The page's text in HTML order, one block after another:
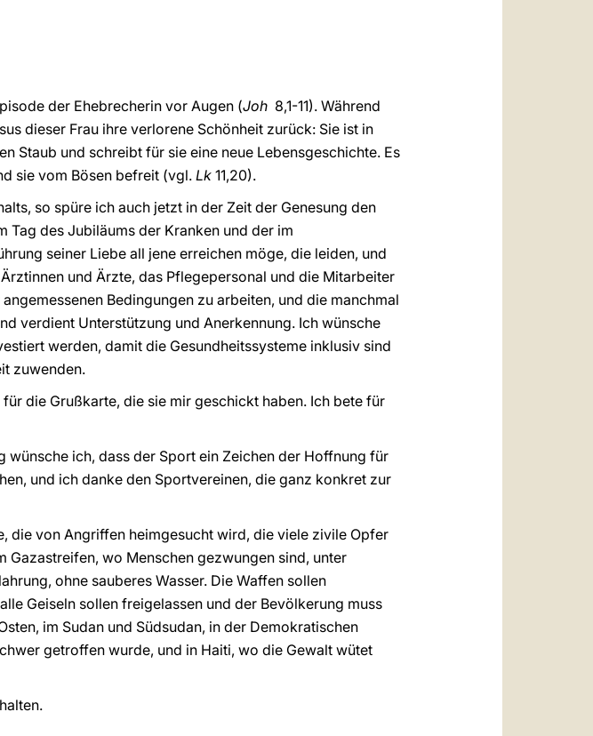
der Ehebrecherin vor Augen (Joh 8,1-11). Während
dieser Frau ihre verlorene Schönheit zurück: Sie ist in
Staub und schreibt für sie eine neue Lebensgeschichte. Es
sie vom Bösen befreit (vgl.Lk 11,20).
so spüre ich auch jetzt in der Zeit der Genesung den
Tag des Jubiläums der Kranken und der im
seiner Liebe all jene erreichen möge, die leiden, und
und Ärzte, das Pflegepersonal und die Mitarbeiter
Bedingungen zu arbeiten, und die manchmal
verdient Unterstützung und Anerkennung. Ich wünsche
werden, damit die Gesundheitssysteme inklusiv sind
zuwenden.
die Grußkarte, die sie mir geschickt haben. Ich bete für
ich, dass der Sport ein Zeichen der Hoffnung für
und ich danke den Sportvereinen, die ganz konkret zur
die von Angriffen heimgesucht wird, die viele zivile Opfer
wo Menschen gezwungen sind, unter
ohne sauberes Wasser. Die Waffen sollen
Geiseln sollen freigelassen und der Bevölkerung muss
im Sudan und Südsudan, in der Demokratischen
getroffen wurde, und in Haiti, wo die Gewalt wütet